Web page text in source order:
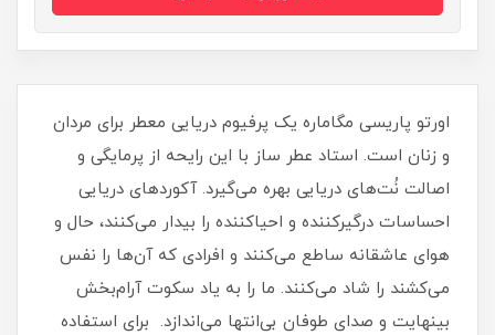
اورتو پاریسی مگاماره یک پرفیوم دریایی معطر برای مردان
و زنان است. استاد عطر ساز با این رایحه از پرمایگی و
اصالت نُت‌های دریایی بهره می‌گیرد. آکوردهای دریایی
احساسات درگیرکننده و احیاکننده را بیدار می‌کنند، حال و
هوای عاشقانه ساطع می‌کنند و افرادی که آن‌ها را نفس
می‌کشند را شاد می‌کنند. ما را به یاد سکوت آرام‌بخش
بینهایت و صدای طوفان بی‌انتها می‌اندازد. برای استفاده